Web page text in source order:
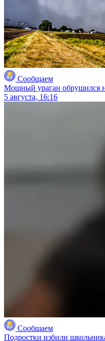
Сообщаем
Мощный ураган обрушился
5 августа, 16:16
Сообщаем
Подростки избили